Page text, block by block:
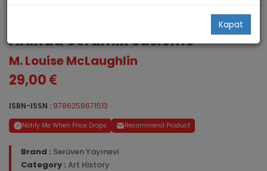
Kapat
Altinda Seramik Susleme
M. Louise McLaughlin
29,00
ISBN-ISSN : 9786258671513
Notify Me When Price Drops Recommend Product
Brand : Serüven Yayınevi
Category : Art History